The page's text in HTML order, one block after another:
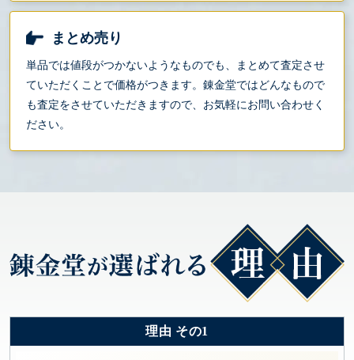
まとめ売り
単品では値段がつかないようなものでも、まとめて査定させ
ていただくことで価格がつきます。錬金堂ではどんなもので
も査定をさせていただきますので、お気軽にお問い合わせく
ださい。
理由 その1